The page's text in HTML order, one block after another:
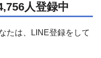
人登録中
たは、LINE登録をして